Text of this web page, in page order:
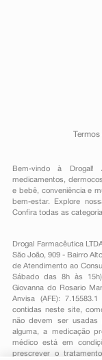
Termos
Bem-vindo à
medicamentos ,
e bebê, conveniênciae
bem-estar. Explore
Confira todas as
Drogal Farmacêutica
São João, 909 - Bairro
de Atendimento ao
Sábado das 8h às
Giovanna do Rosario
Anvisa (AFE):
contidas neste site,
não devem ser usadas
alguma, a medicação
médico está em
prescrever o